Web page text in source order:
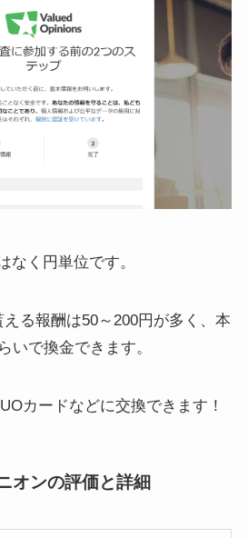
なく円単位です。
る報酬は50～200円が多く、本
いで換金できます。
カードなどに交換できます！
オンの評価と詳細